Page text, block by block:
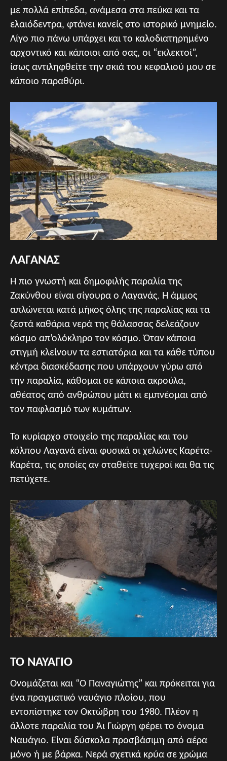
με πολλά επίπεδα, ανάμεσα στα πεύκα και τα
ελαιόδεντρα, φτάνει κανείς στο ιστορικό μνημείο.
Λίγο πιο πάνω υπάρχει και το καλοδιατηρημένο
αρχοντικό και κάποιοι από σας, οι “εκλεκτοί”,
ίσως αντιληφθείτε την σκιά του κεφαλιού μου σε
κάποιο παραθύρι.
ΛΑΓΑΝΑΣ
Η πιο γνωστή και δημοφιλής παραλία της
Ζακύνθου είναι σίγουρα ο Λαγανάς. Η άμμος
απλώνεται κατά μήκος όλης της παραλίας και τα
ζεστά καθάρια νερά της θάλασσας δελεάζουν
κόσμο απ’ολόκληρο τον κόσμο. Όταν κάποια
στιγμή κλείνουν τα εστιατόρια και τα κάθε τύπου
κέντρα διασκέδασης που υπάρχουν γύρω από
την παραλία, κάθομαι σε κάποια ακρούλα,
αθέατος από ανθρώπου μάτι κι εμπνέομαι από
τον παφλασμό των κυμάτων.
Το κυρίαρχο στοιχείο της παραλίας και του
κόλπου Λαγανά είναι φυσικά οι χελώνες Καρέτα-
Καρέτα, τις οποίες αν σταθείτε τυχεροί και θα τις
πετύχετε.
ΤΟ ΝΑΥΑΓΙΟ
Ονομάζεται και “Ο Παναγιώτης” και πρόκειται για
ένα πραγματικό ναυάγιο πλοίου, που
εντοπίστηκε τον Οκτώβρη του 1980. Πλέον η
άλλοτε παραλία του Άι Γιώργη φέρει το όνομα
Ναυάγιο. Είναι δύσκολα προσβάσιμη από αέρα
μόνο ή με βάρκα. Νερά σχετικά κρύα σε χρώμα